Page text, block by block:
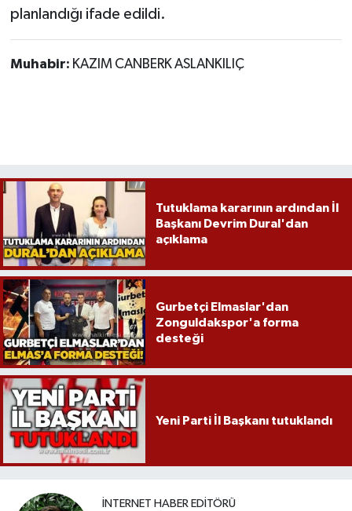
planlandığı ifade edildi.
Muhabir: KAZIM CANBERK ASLANKILIÇ
Tutuklama kararının ardından İl
Başkanı Devrim Dural'dan
açıklama
Gurbetçi Elmaslar'dan
Zonguldakspor'a forma
desteği
Yeni Parti İl Başkanı tutuklandı
İNTERNET HABER EDITÖRÜ
Ulusal